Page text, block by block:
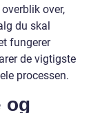
over,
du skal
fungerer
de vigtigste
processen.
og